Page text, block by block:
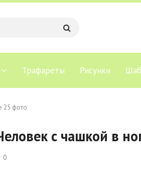
Трафареты Рисунки
25 фото
с чашкой в
0